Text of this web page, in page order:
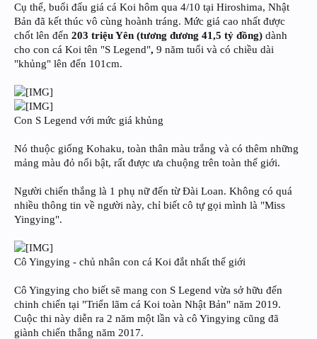
Cụ thể, buổi đấu giá cá Koi hôm qua 4/10 tại Hiroshima, Nhật
Bản đã kết thúc vô cùng hoành tráng. Mức giá cao nhất được
chốt lên đến 203 triệu Yên (tương đương 41,5 tỷ đồng) dành
cho con cá Koi tên "S Legend", 9 năm tuổi và có chiều dài
"khủng" lên đến 101cm.
Con S Legend với mức giá khủng
Nó thuộc giống Kohaku, toàn thân màu trắng và có thêm những
mảng màu đỏ nổi bật, rất được ưa chuộng trên toàn thế giới.
Người chiến thắng là 1 phụ nữ đến từ Đài Loan. Không có quá
nhiều thông tin về người này, chỉ biết cô tự gọi mình là "Miss
Yingying".
Cô Yingying - chủ nhân con cá Koi đắt nhất thế giới
Cô Yingying cho biết sẽ mang con S Legend vừa sở hữu đến
chinh chiến tại "Triển lãm cá Koi toàn Nhật Bản" năm 2019.
Cuộc thi này diễn ra 2 năm một lần và cô Yingying cũng đã
giành chiến thắng năm 2017.